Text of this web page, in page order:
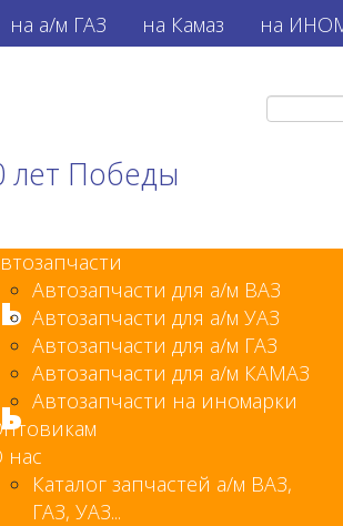
на а/м ГАЗ на Камаз на
лет Победы
Автозапчасти для а/м ВАЗ
Автозапчасти для а/м УАЗ
Автозапчасти для а/м ГАЗ
Автозапчасти для а/м КАМАЗ
Автозапчасти на иномарки
нас
Каталог запчастей а/м ВАЗ,
ГАЗ, УАЗ...